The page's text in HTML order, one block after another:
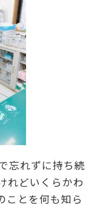
忘れずに持ち続
れどいくらかわ
ことを何も知ら